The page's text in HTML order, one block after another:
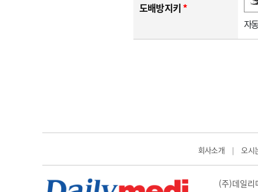
도배방지키 *
자
회사소개 | 오시
(주)데일